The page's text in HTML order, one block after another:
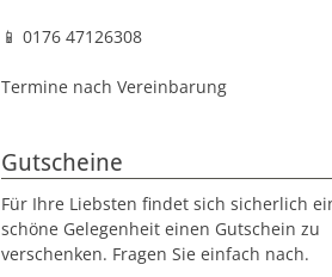
📱 0176 47126308
Termine nach Vereinbarung
Gutscheine
Für Ihre Liebsten findet sich sicherlich
schöne Gelegenheit einen Gutschein zu
verschenken. Fragen Sie einfach nach.